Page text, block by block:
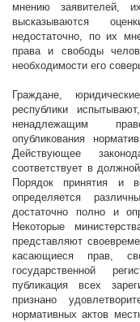
мнению заявителей,
высказываются
недостаточно, по их
права и свободы
необходимости его
Граждане,
республики
ненадлежащим
опубликования
Действующее
соответствует в
Порядок принятия и
определяется
достаточно полно и
Некоторые
представляют
касающиеся прав,
государственной
публикация всех
признано
нормативных актов